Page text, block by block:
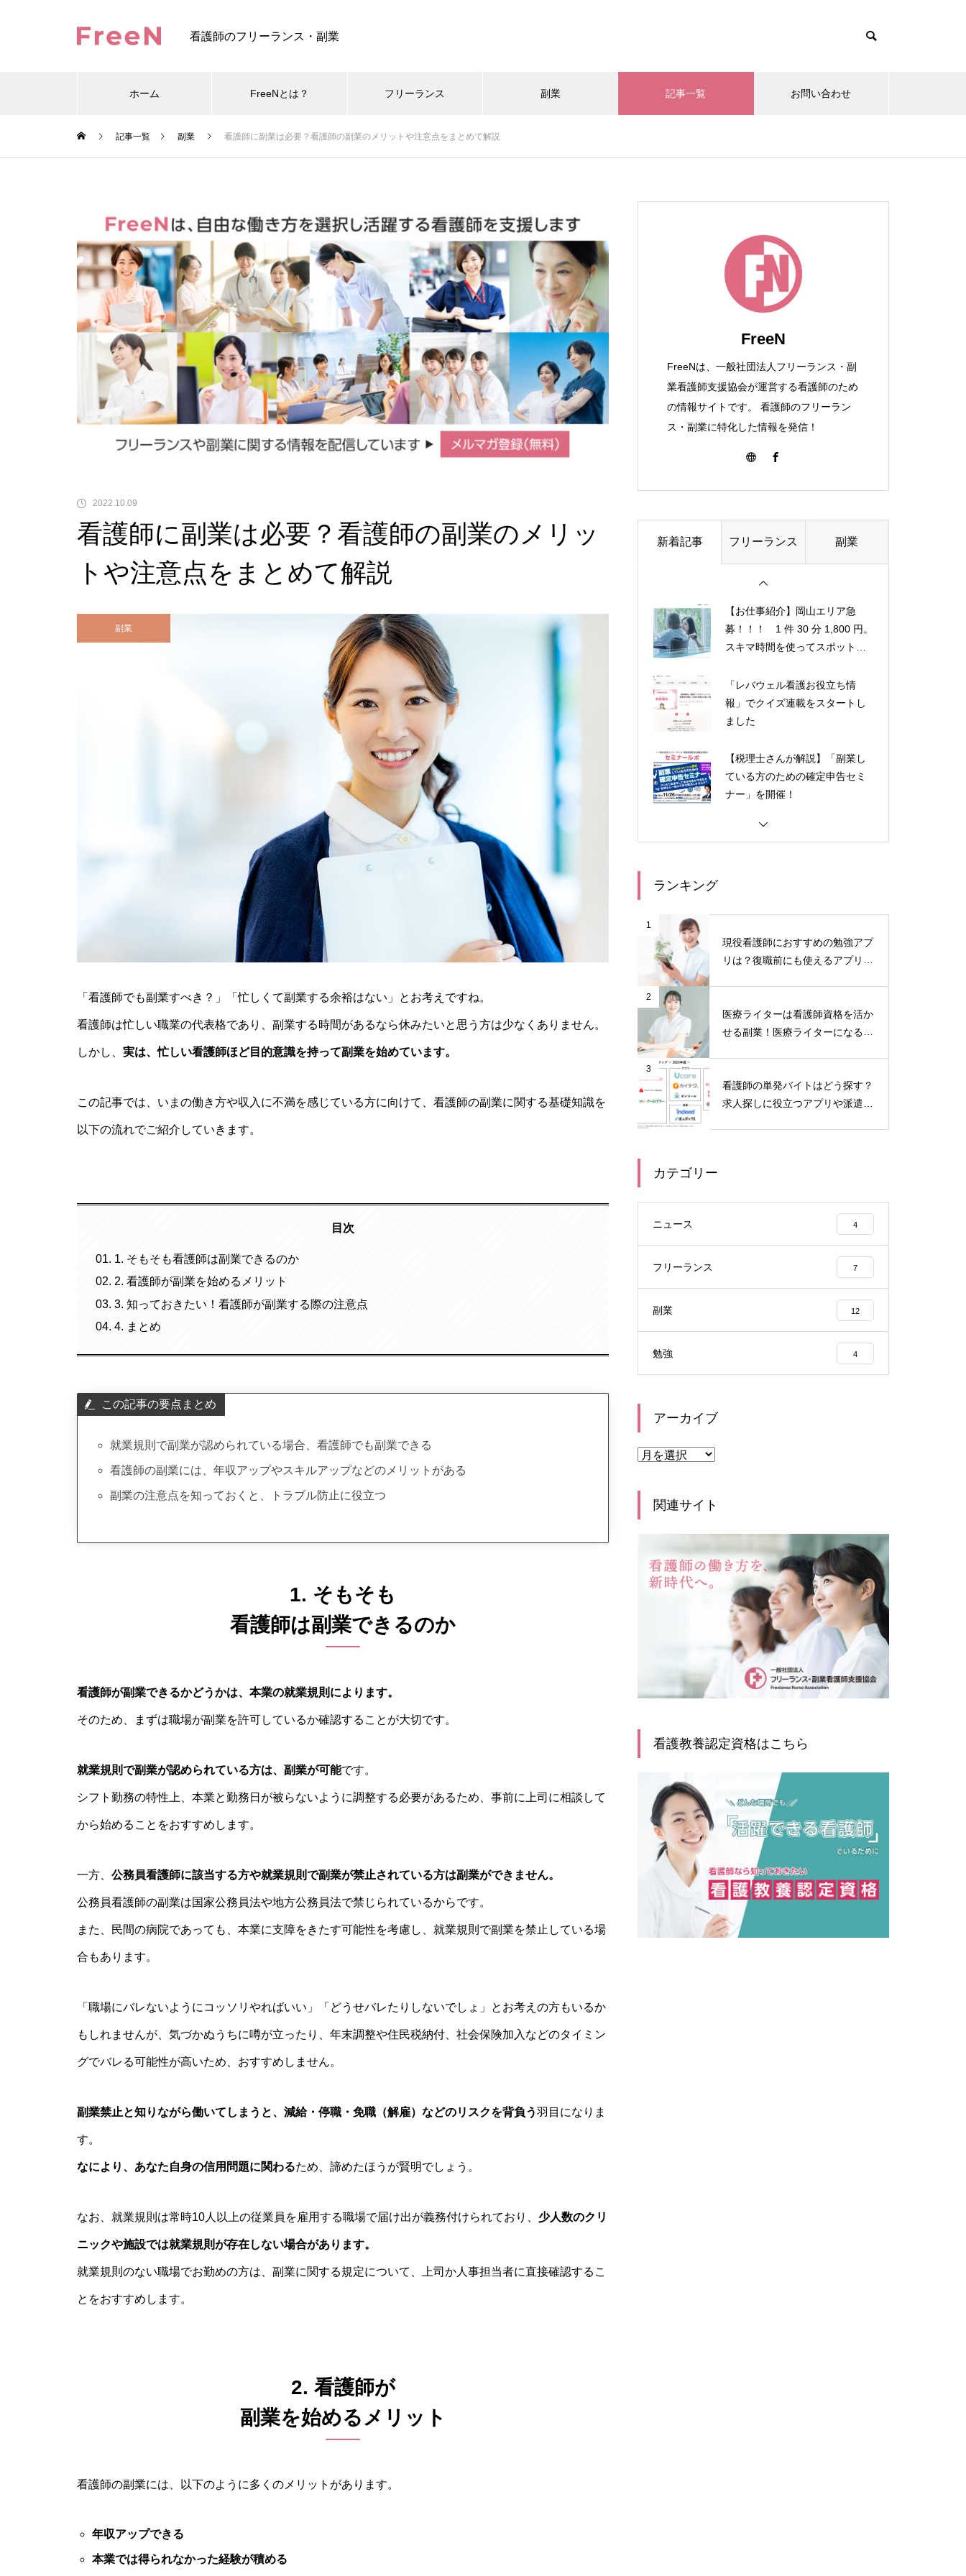
看護師のフリーランス・副業
ホーム FreeNとは？ フリーランス 副業 記事一覧 お問い合わせ
最近の記事
2025.05.29
「レバウェル看護お役立ち情報」
でクイズ連載をスタートしました
2025.01.06
【税理士さんが解説】「副業して
いる方のための確定申告セミナ
ー」を開催！
2024.09.07
【ナースまつり2024レポ】フリー
ランス・副業看護師の方必見！フ
リー株式会社様による確定申告に
関する講演を開催
看護師の副業、働き方改革につい
て考えるシンポジウムinナースま
つり2024
おすすめページ
【お仕事紹介】岡山エリア急
募！！！ 1 件 30 分 1,800 円。
スキマ時間を使ってスポットバイ
トをしませんか？
「レバウェル看護お役立ち情報」
でクイズ連載をスタートしました
【ナースまつり2024レポ】フリー
ランス・副業看護師の方必見！フ
看護師の副業、働き方改革につい
て考えるシンポジウムinナースま
医療ライターは看護師資格を活か
最近の記事
2025.05.29
「レバウェル看護お役立ち情報」
でクイズ連載をスタートしました
2025.01.06
【税理士さんが解説】「副業して
いる方のための確定申告セミナ
ー」を開催！
2024.09.07
【ナースまつり2024レポ】フリー
ランス・副業看護師の方必見！フ
リー株式会社様による確定申告に
関する講演を開催
看護師の副業、働き方改革につい
て考えるシンポジウムinナースま
つり2024
おすすめページ
【お仕事紹介】岡山エリア急
募！！！ 1 件 30 分 1,800 円。
スキマ時間を使ってスポットバイ
トをしませんか？
「レバウェル看護お役立ち情報」
でクイズ連載をスタートしました
【ナースまつり2024レポ】フリー
ランス・副業看護師の方必見！フ
看護師の副業、働き方改革につい
て考えるシンポジウムinナースま
医療ライターは看護師資格を活か
最近の記事
2025.05.29
「レバウェル看護お役立ち情報」
でクイズ連載をスタートしました
2025.01.06
【税理士さんが解説】「副業して
いる方のための確定申告セミナ
ー」を開催！
2024.09.07
【ナースまつり2024レポ】フリー
ランス・副業看護師の方必見！フ
リー株式会社様による確定申告に
関する講演を開催
看護師の副業、働き方改革につい
て考えるシンポジウムinナースま
つり2024
おすすめページ
【お仕事紹介】岡山エリア急
募！！！ 1 件 30 分 1,800 円。
スキマ時間を使ってスポットバイ
トをしませんか？
「レバウェル看護お役立ち情報」
でクイズ連載をスタートしました
【ナースまつり2024レポ】フリー
ランス・副業看護師の方必見！フ
看護師の副業、働き方改革につい
て考えるシンポジウムinナースま
医療ライターは看護師資格を活か
記事一覧 副業 看護師に副業は必要？看護師の副業のメリットや注意点をまとめて解説
2022.10.09
看護師に副業は必要？看護師の副業のメリッ
トや注意点をまとめて解説
副業
「看護師でも副業すべき？」「忙しくて副業する余裕はない」とお考えですね。
看護師は忙しい職業の代表格であり、副業する時間があるなら休みたいと思う方は少なくありません。
しかし、 実は、忙しい看護師ほど目的意識を持って副業を始めています。
この記事では、いまの働き方や収入に不満を感じている方に向けて、看護師の副業に関する基礎知識を
以下の流れでご紹介していきます。
目次
1. そもそも看護師は副業できるのか
2. 看護師が副業を始めるメリット
3. 知っておきたい！看護師が副業する際の注意点
4. まとめ
この記事の要点まとめ
就業規則で副業が認められている場合、看護師でも副業できる
看護師の副業には、年収アップやスキルアップなどのメリットがある
副業の注意点を知っておくと、トラブル防止に役立つ
1. そもそも
看護師は副業できるのか
看護師が副業できるかどうかは、本業の就業規則によります。
そのため、まずは職場が副業を許可しているか確認することが大切です。
就業規則で副業が認められている方は、副業が可能です。
シフト勤務の特性上、本業と勤務日が被らないように調整する必要があるため、事前に上司に相談して
から始めることをおすすめします。
一方、 公務員看護師に該当する方や就業規則で副業が禁止されている方は副業ができません。
公務員看護師の副業は国家公務員法や地方公務員法で禁じられているからです。
また、民間の病院であっても、本業に支障をきたす可能性を考慮し、就業規則で副業を禁止している場
合もあります。
「職場にバレないようにコッソリやればいい」「どうせバレたりしないでしょ」とお考えの方もいるか
もしれませんが、気づかぬうちに噂が立ったり、年末調整や住民税納付、社会保険加入などのタイミン
グでバレる可能性が高いため、おすすめしません。
副業禁止と知りながら働いてしまうと、減給・停職・免職（解雇）などのリスクを背負う羽目になりま
す。
なにより、あなた自身の信用問題に関わるため、諦めたほうが賢明でしょう。
なお、就業規則は常時10人以上の従業員を雇用する職場で届け出が義務付けられており、 少人数のクリ
ニックや施設では就業規則が存在しない場合があります。
就業規則のない職場でお勤めの方は、副業に関する規定について、上司か人事担当者に直接確認するこ
とをおすすめします。
2. 看護師が
副業を始めるメリット
看護師の副業には、以下のように多くのメリットがあります。
年収アップできる
本業では得られなかった経験が積める
FreeN
FreeNは、一般社団法人フリーランス・副
業看護師支援協会が運営する看護師のため
の情報サイトです。 看護師のフリーラン
ス・副業に特化した情報を発信！
新着記事 フリーランス 副業
【お仕事紹介】岡山エリア急
募！！！ 1 件 30 分 1,800 円。
スキマ時間を使ってスポットバ
「レバウェル看護お役立ち情
報」でクイズ連載をスタートし
ました
【税理士さんが解説】「副業し
ている方のための確定申告セミ
ナー」を開催！
ランキング
1
現役看護師におすすめの勉強アプ
リは？復職前にも使えるアプリを
2
医療ライターは看護師資格を活か
せる副業！医療ライターになる方
3
看護師の単発バイトはどう探す？
求人探しに役立つアプリや派遣会
カテゴリー
ニュース 4
フリーランス 7
副業 12
勉強 4
アーカイブ
ア
ー
関連サイト
看護教養認定資格はこちら